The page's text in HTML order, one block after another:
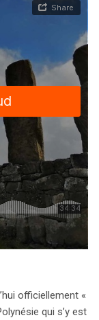
officiellement «
qui s’y est